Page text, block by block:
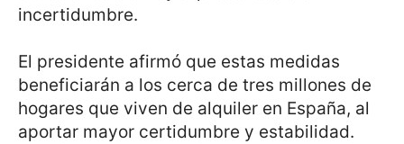
incertidumbre.
El presidente afirmó que estas medidas
beneficiarán a los cerca de tres millones de
hogares que viven de alquiler en España, al
aportar mayor certidumbre y estabilidad.